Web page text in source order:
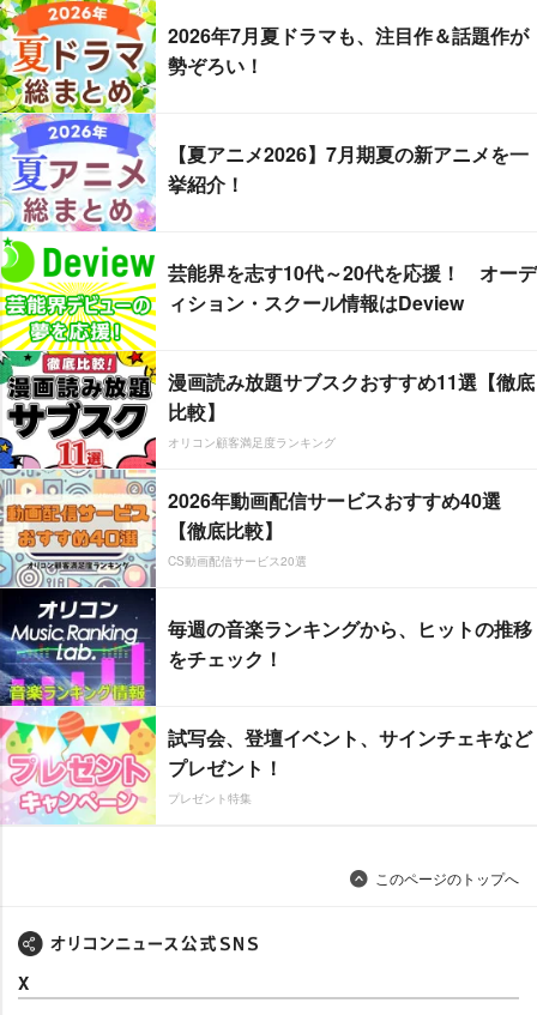
2026年7月夏ドラマも、注目作＆話題作が
勢ぞろい！
【夏アニメ2026】7月期夏の新アニメを一
挙紹介！
芸能界を志す10代～20代を応援！ オーデ
ィション・スクール情報はDeview
漫画読み放題サブスクおすすめ11選【徹底
比較】
オリコン顧客満足度ランキング
2026年動画配信サービスおすすめ40選
【徹底比較】
CS動画配信サービス20選
毎週の音楽ランキングから、ヒットの推移
をチェック！
試写会、登壇イベント、サインチェキなど
プレゼント！
プレゼント特集
このページのトップへ
X